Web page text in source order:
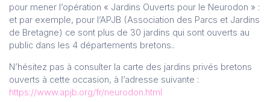
pour mener l’opération « Jardins Ouverts pour le Neurodon » :
et par exemple, pour l’APJB (Association des Parcs et Jardins
de Bretagne) ce sont plus de 30 jardins qui sont ouverts au
public dans les 4 départements bretons..
N’hésitez pas à consulter la carte des jardins privés bretons
ouverts à cette occasion, à l’adresse suivante :
https://www.apjb.org/fr/neurodon.html